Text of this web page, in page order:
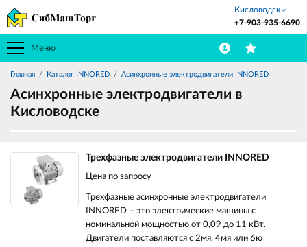
Меню
Кисловодск
+7-903-935-6690
Главная Каталог INNORED Асинхронные электродвигатели INNORED
Асинхронные электродвигатели в
Кисловодске
Трехфазные электродвигатели INNORED
Цена по запросу
Трехфазные асинхронные электродвигатели
INNORED – это электрические машины с
номинальной мощностью от 0,09 до 11 кВт.
Двигатели поставляются с 2мя, 4мя или 6ю